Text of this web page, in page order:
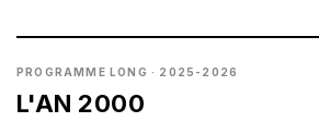
PROGRAMME LONG · 2025-2026
L'AN 2000